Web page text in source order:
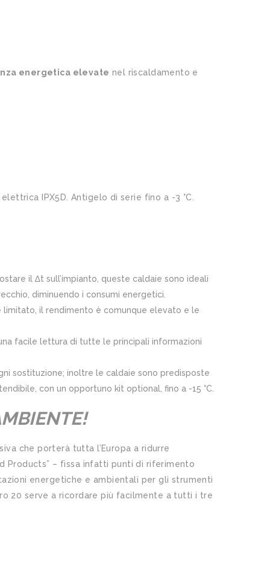
energetica elevate nel riscaldamento e
IPX5D. Antigelo di serie fino a -3 °C.
il ∆t sull’impianto, queste caldaie sono ideali
diminuendo i consumi energetici.
limitato, il rendimento è comunque elevato e le
facile lettura di tutte le principali informazioni
sostituzione; inoltre le caldaie sono predisposte
con un opportuno kit optional, fino a -15 °C.
che porterà tutta l’Europa a ridurre
Products” – fissa infatti punti di riferimento
energetiche e ambientali per gli strumenti
20 serve a ricordare più facilmente a tutti i tre